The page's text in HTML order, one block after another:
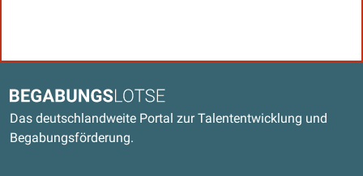
Begabungslotse
Das deutschlandweite Portal zur Talententwicklung und
Begabungsförderung.